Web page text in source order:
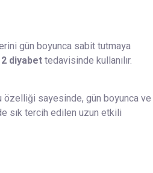
gün boyunca sabit tutmaya
diyabettedavisinde kullanılır.
özelliği sayesinde, gün boyunca ve
sık tercih edilen uzun etkili